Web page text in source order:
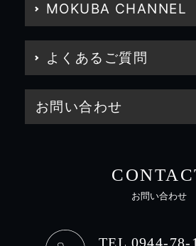
MOKUBA CHANNEL
よくあるご質問
お問い合わせ
お問い合わせ
TEL 0944-78-